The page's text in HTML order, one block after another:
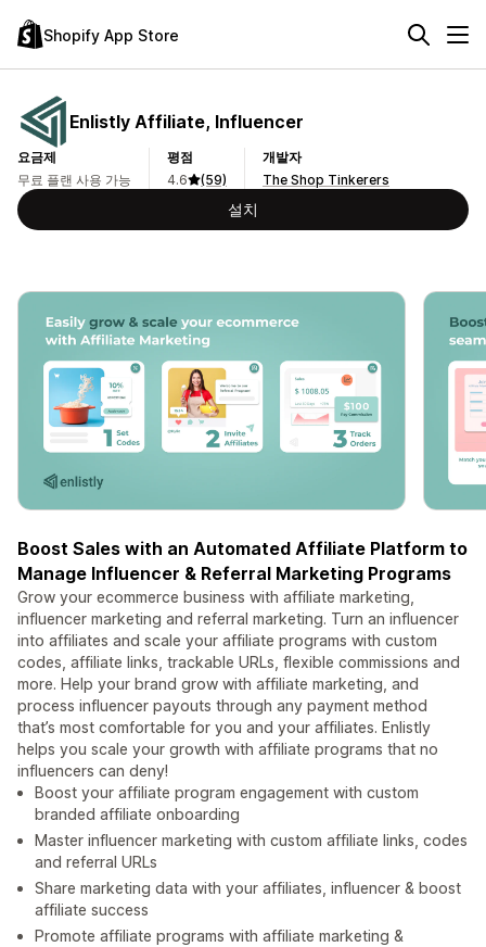
Shopify App Store
Enlistly Affiliate, Influencer
요금제
무료 플랜 사용 가능
평점
4.6
(59)
개발자
The Shop Tinkerers
설치
Boost Sales with an Automated Affiliate Platform to
Manage Influencer & Referral Marketing Programs
Grow your ecommerce business with affiliate marketing,
influencer marketing and referral marketing. Turn an influencer
into affiliates and scale your affiliate programs with custom
codes, affiliate links, trackable URLs, flexible commissions and
more. Help your brand grow with affiliate marketing, and
process influencer payouts through any payment method
that’s most comfortable for you and your affiliates. Enlistly
helps you scale your growth with affiliate programs that no
influencers can deny!
Boost your affiliate program engagement with custom
branded affiliate onboarding
Master influencer marketing with custom affiliate links, codes
and referral URLs
Share marketing data with your affiliates, influencer & boost
affiliate success
Promote affiliate programs with affiliate marketing &